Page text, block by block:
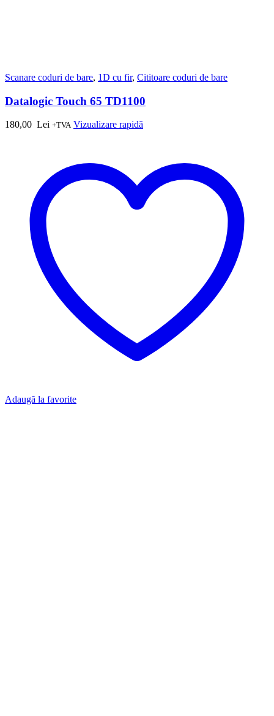
Scanare coduri de bare, 1D cu fir, Cititoare coduri de bare
Datalogic Touch 65 TD1100
180,00 Lei +TVA Vizualizare rapidă
Adaugă la favorite